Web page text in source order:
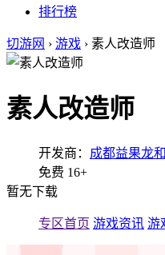
排行榜
切游网 › 游戏 › 素人改造师
素人改造师
开发商： 成都益果龙
免费 16+
暂无下载
专区首页 游戏资讯 游